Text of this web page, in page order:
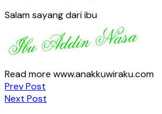
Salam sayang dari ibu
Read more www.anakkuwiraku.com
Post
navigation
Prev Post
Next Post